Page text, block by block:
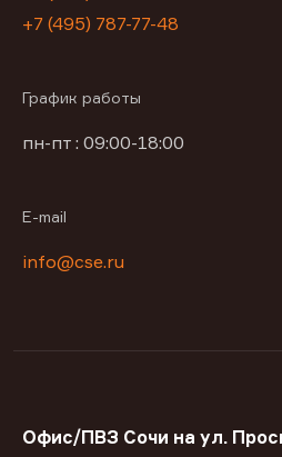
+7 (495) 787-77-48
График работы
пн-пт : 09:00-18:00
E-mail
info@cse.ru
Офис/ПВЗ Сочи на ул.